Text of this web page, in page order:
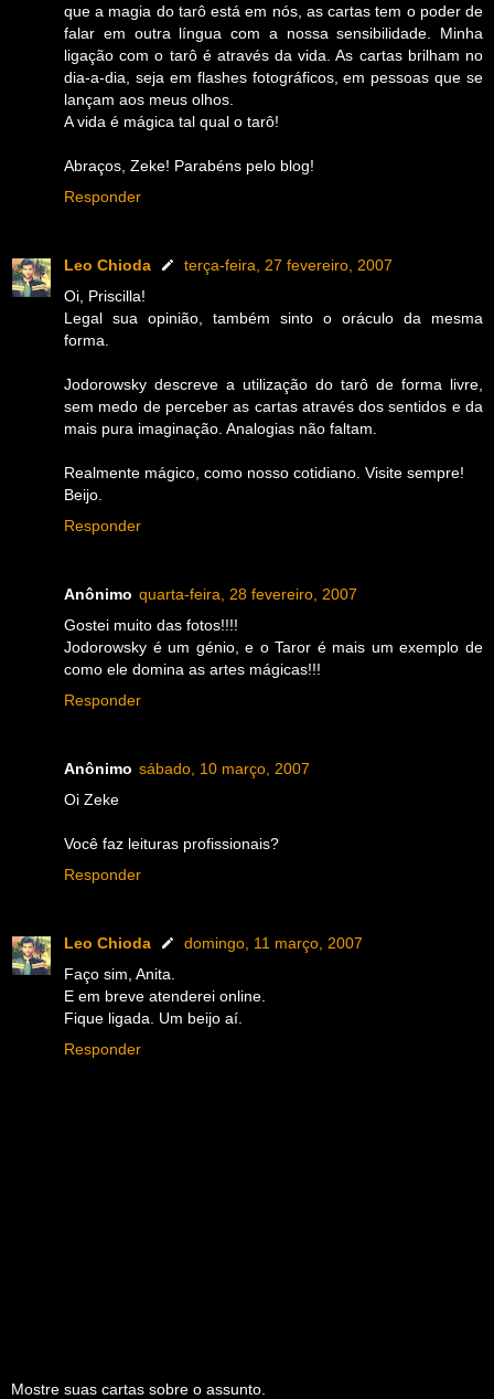
que a magia do tarô está em nós, as cartas tem o poder de
falar em outra língua com a nossa sensibilidade. Minha
ligação com o tarô é através da vida. As cartas brilham no
dia-a-dia, seja em flashes fotográficos, em pessoas que se
lançam aos meus olhos.
A vida é mágica tal qual o tarô!
Abraços, Zeke! Parabéns pelo blog!
Responder
Leo Chioda
terça-feira, 27 fevereiro, 2007
Oi, Priscilla!
Legal sua opinião, também sinto o oráculo da mesma
forma.
Jodorowsky descreve a utilização do tarô de forma livre,
sem medo de perceber as cartas através dos sentidos e da
mais pura imaginação. Analogias não faltam.
Realmente mágico, como nosso cotidiano. Visite sempre!
Beijo.
Responder
Anônimo quarta-feira, 28 fevereiro, 2007
Gostei muito das fotos!!!!
Jodorowsky é um génio, e o Taror é mais um exemplo de
como ele domina as artes mágicas!!!
Responder
Anônimo sábado, 10 março, 2007
Oi Zeke
Você faz leituras profissionais?
Responder
Leo Chioda
domingo, 11 março, 2007
Faço sim, Anita.
E em breve atenderei online.
Fique ligada. Um beijo aí.
Responder
Mostre suas cartas sobre o assunto.